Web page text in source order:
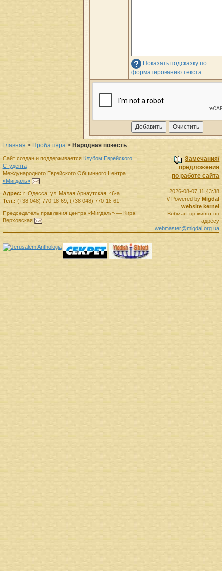
Показать подсказку по
форматированию текста
Главная > Проба пера > Народная повесть
Замечания/
предложения
по работе сайта
2026-08-07 11:43:38
// Powered byMigdal
website kernel
Вебмастер живет по
адресу
webmaster@migdal.org.ua
Сайт создан и поддерживается Клубом Еврейского
Студента
Международного Еврейского Общинного Центра
«Мигдаль»
.
Адрес: г. Одесса, ул. Малая Арнаутская, 46-а.
Тел.: (+38 048) 770-18-69, (+38 048) 770-18-61
Председатель правленияцентра «Мигдаль»— Кира
Верховская
.